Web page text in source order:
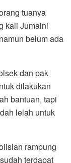
tuanya
kali Jumaini
belum ada
dan pak
dilakukan
bantuan, tapi
lelah untuk
rampung
terdapat